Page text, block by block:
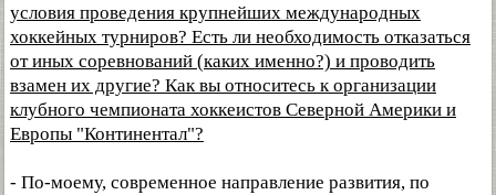
условия проведения крупнейших международных
хоккейных турниров? Есть ли необходимость отказаться
от иных соревнований (каких именно?) и проводить
взамен их другие? Как вы относитесь к организации
клубного чемпионата хоккеистов Северной Америки и
Европы "Континентал"?
- По-моему, современное направление развития, по